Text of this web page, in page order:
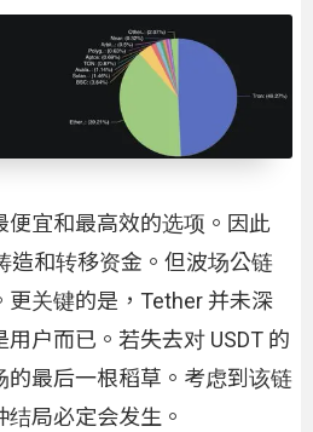
便宜和最高效的选项。因此
造和转移资金。但波场公链
更关键的是，Tether 并未深
户而已。若失去对 USDT 的
的最后一根稻草。考虑到该链
局必定会发生。